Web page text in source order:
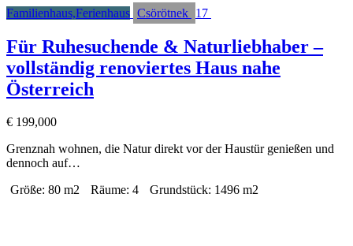
Familienhaus,Ferienhaus Csörötnek 17
Für Ruhesuchende & Naturliebhaber –
vollständig renoviertes Haus nahe
Österreich
€ 199,000
Grenznah wohnen, die Natur direkt vor der Haustür genießen und
dennoch auf…
Größe: 80 m2 Räume: 4 Grundstück: 1496 m2